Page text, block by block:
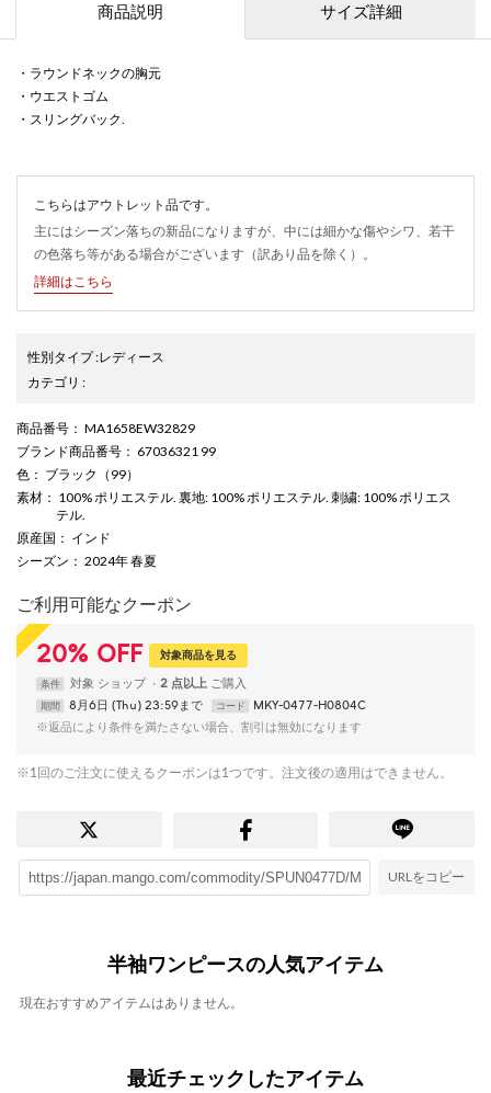
商品説明 サイズ詳細
・ラウンドネックの胸元
・ウエストゴム
・スリングバック.
こちらはアウトレット品です。
主にはシーズン落ちの新品になりますが、中には細かな傷やシワ、若干
の色落ち等がある場合がございます（訳あり品を除く）。
詳細はこちら
性別タイプ:レディース
カテゴリ :
商品番号 ： MA1658EW32829
ブランド商品番号 ： 67036321 99
色 ： ブラック（99）
素材 ： 100% ポリエステル. 裏地: 100% ポリエステル. 刺繍: 100% ポリエス
テル.
原産国 ： インド
シーズン ： 2024年 春夏
ご利用可能なクーポン
20% OFF 対象商品を見る
条件 対象 ショップ 2 点以上
期間 8月6日 (Thu) 23:59まで コード
MKY-0477-H0804C
※返品により条件を満たさない場合、割引は無効になります
※1回のご注文に使えるクーポンは1つです。注文後の適用はできません。
URLをコピー
半袖ワンピースの人気アイテム
現在おすすめアイテムはありません。
最近チェックしたアイテム